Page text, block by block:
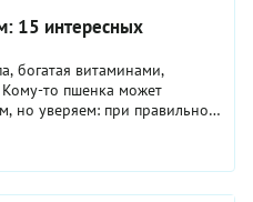
15 интересных
богатая витаминами,
то пшенка может
но уверяем: при правильном
настоящий деликатес.
супы, салаты, десерты,
15 проверенных рецептов